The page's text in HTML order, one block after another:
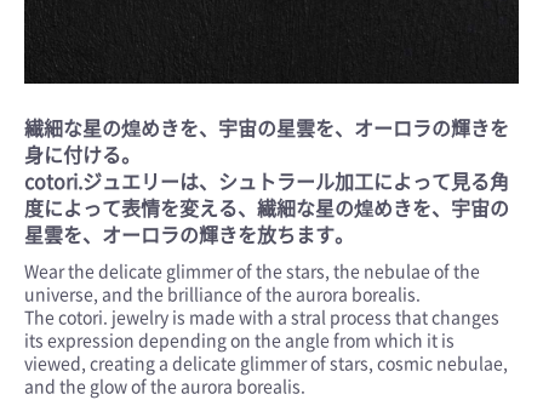
繊細な星の煌めきを、宇宙の星雲を、オーロラの輝きを
身に付ける。
cotori.ジュエリーは、シュトラール加工によって見る角
度によって表情を変える、繊細な星の煌めきを、宇宙の
星雲を、オーロラの輝きを放ちます。
Wear the delicate glimmer of the stars, the nebulae of the
universe, and the brilliance of the aurora borealis.
The cotori. jewelry is made with a stral process that changes
its expression depending on the angle from which it is
viewed, creating a delicate glimmer of stars, cosmic nebulae,
and the glow of the aurora borealis.